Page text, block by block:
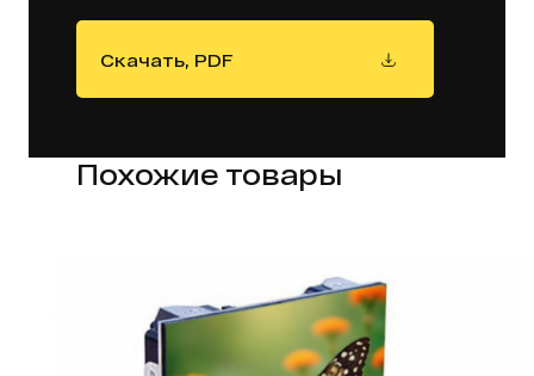
Скачать, PDF
Похожие товары